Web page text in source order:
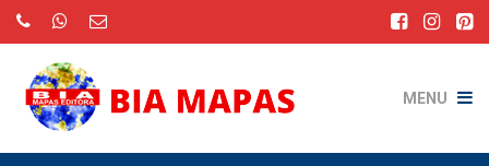
MENU